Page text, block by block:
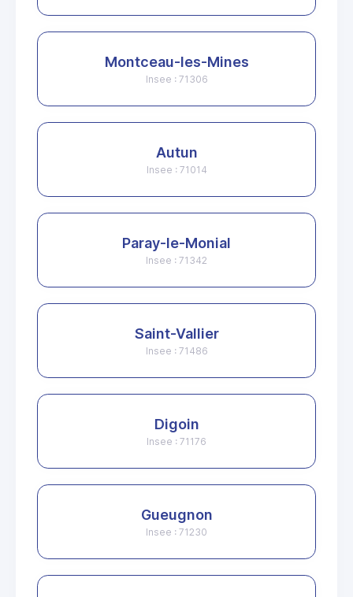
Montceau-les-Mines
Insee : 71306
Autun
Insee : 71014
Paray-le-Monial
Insee : 71342
Saint-Vallier
Insee : 71486
Digoin
Insee : 71176
Gueugnon
Insee : 71230